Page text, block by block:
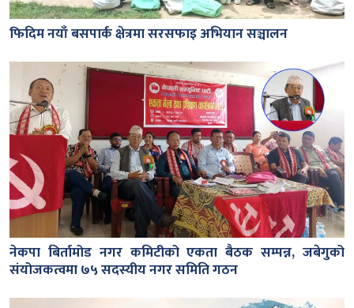
फिदिम नयाँ बसपार्क क्षेत्रमा सरसफाइ अभियान सञ्चालन
नेकपा बिर्तामोड नगर कमिटीको एकता बैठक सम्पन्न, जबेगुको
संयोजकत्वमा ७५ सदस्यीय नगर समिति गठन